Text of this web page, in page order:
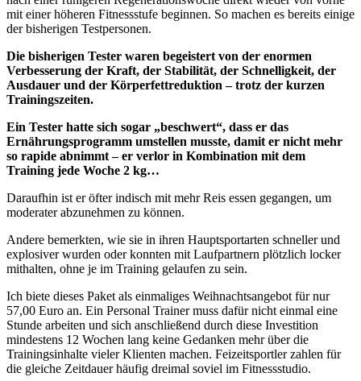
mit einer höheren Fitnessstufe beginnen. So machen es bereits einige
der bisherigen Testpersonen.
Die bisherigen Tester waren begeistert von der enormen
Verbesserung der Kraft, der Stabilität, der Schnelligkeit, der
Ausdauer und der Körperfettreduktion – trotz der kurzen
Trainingszeiten.
Ein Tester hatte sich sogar „beschwert“, dass er das
Ernährungsprogramm umstellen musste, damit er nicht mehr
so rapide abnimmt – er verlor in Kombination mit dem
Training jede Woche 2 kg…
Daraufhin ist er öfter indisch mit mehr Reis essen gegangen, um
moderater abzunehmen zu können.
Andere bemerkten, wie sie in ihren Hauptsportarten schneller und
explosiver wurden oder konnten mit Laufpartnern plötzlich locker
mithalten, ohne je im Training gelaufen zu sein.
Ich biete dieses Paket als einmaliges Weihnachtsangebot für nur
57,00 Euro an. Ein Personal Trainer muss dafür nicht einmal eine
Stunde arbeiten und sich anschließend durch diese Investition
mindestens 12 Wochen lang keine Gedanken mehr über die
Trainingsinhalte vieler Klienten machen. Feizeitsportler zahlen für
die gleiche Zeitdauer häufig dreimal soviel im Fitnessstudio.